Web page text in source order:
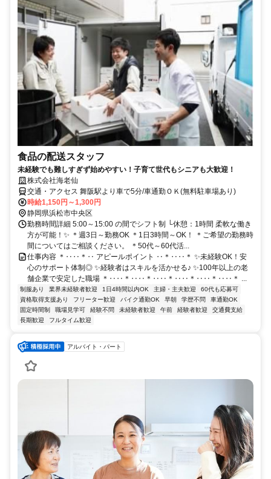
食品の配送スタッフ
未経験でも難しすぎず始めやすい！子育て世代もシニアも大歓迎！
株式会社海老仙
交通・アクセス 舞阪駅より車で5分/車通勤ＯＫ(無料駐車場あり)
時給1,150円～1,300円
静岡県浜松市中央区
勤務時間詳細 5:00～15:00 の間でシフト制 └休憩：1時間 柔軟な働き
方が可能！✨ ＊週3日～勤務OK ＊1日3時間～OK！ ＊ご希望の勤務時
間についてはご相談ください。 ＊50代～60代活...
仕事内容 ＊‥‥＊‥ アピールポイント ‥＊‥‥＊ ✨未経験OK！安
心のサポート体制◎ ✨経験者はスキルを活かせる♪ ✨100年以上の老
舗企業で安定した職場 ＊‥‥＊‥‥＊‥‥＊‥‥＊‥‥＊‥‥＊ ...
制服あり 業界未経験者歓迎 1日4時間以内OK 主婦・主夫歓迎
60代も応募可
資格取得支援あり
フリーター歓迎 バイク通勤OK 早朝 学歴不問
車通勤OK
固定時間制
職場見学可 経験不問 未経験者歓迎 午前 経験者歓迎
交通費支給
長期歓迎
フルタイム歓迎
アルバイト・パート